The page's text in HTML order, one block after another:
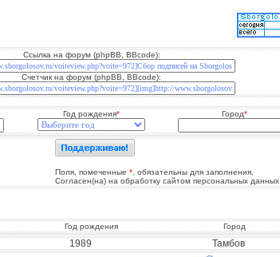
Ссылка на форум (phpBB, BBcode):
Счетчик на форум (phpBB, BBcode):
Год рождения* Город*
Поля, помеченные* , обязательны для заполнения.
Согласен(на) на обработку сайтом персональных данных.
Год рождения Город
1989 Тамбов